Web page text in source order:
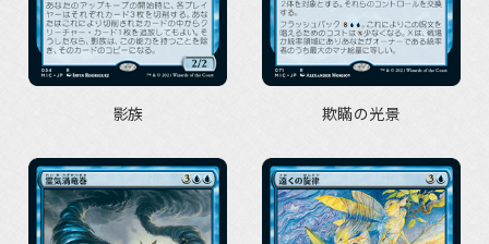
影族 欺瞞の光景